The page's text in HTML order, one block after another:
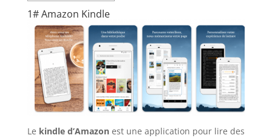
1# Amazon Kindle
Le kindle d’Amazonest une application pour lire des